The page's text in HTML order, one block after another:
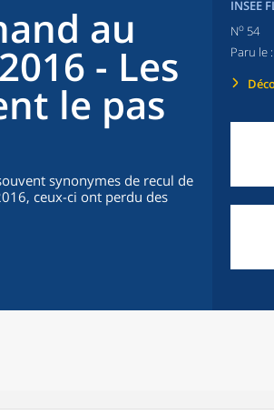
au
- Les
le pas
synonymes de recul de
ceux-ci ont perdu des
INSEE
No 54
Paru le :